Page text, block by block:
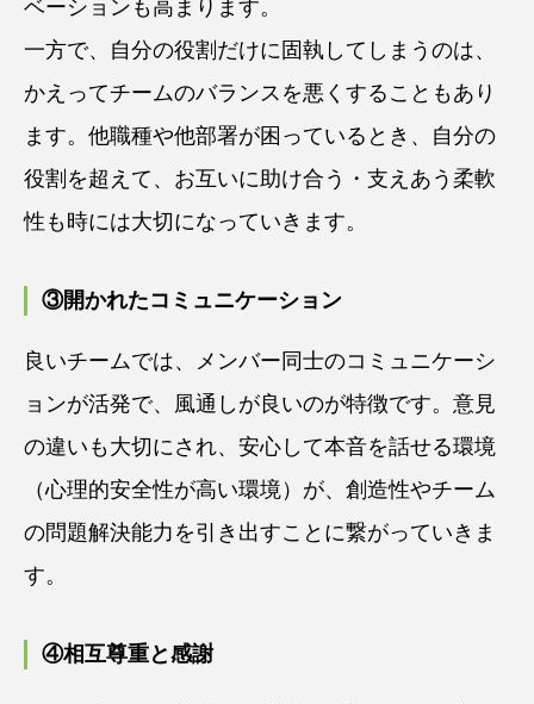
ベーションも高まります。
一方で、自分の役割だけに固執してしまうのは、
かえってチームのバランスを悪くすることもあり
ます。他職種や他部署が困っているとき、自分の
役割を超えて、お互いに助け合う・支えあう柔軟
性も時には大切になっていきます。
③開かれたコミュニケーション
良いチームでは、メンバー同士のコミュニケーシ
ョンが活発で、風通しが良いのが特徴です。意見
の違いも大切にされ、安心して本音を話せる環境
（心理的安全性が高い環境）が、創造性やチーム
の問題解決能力を引き出すことに繋がっていきま
す。
④相互尊重と感謝